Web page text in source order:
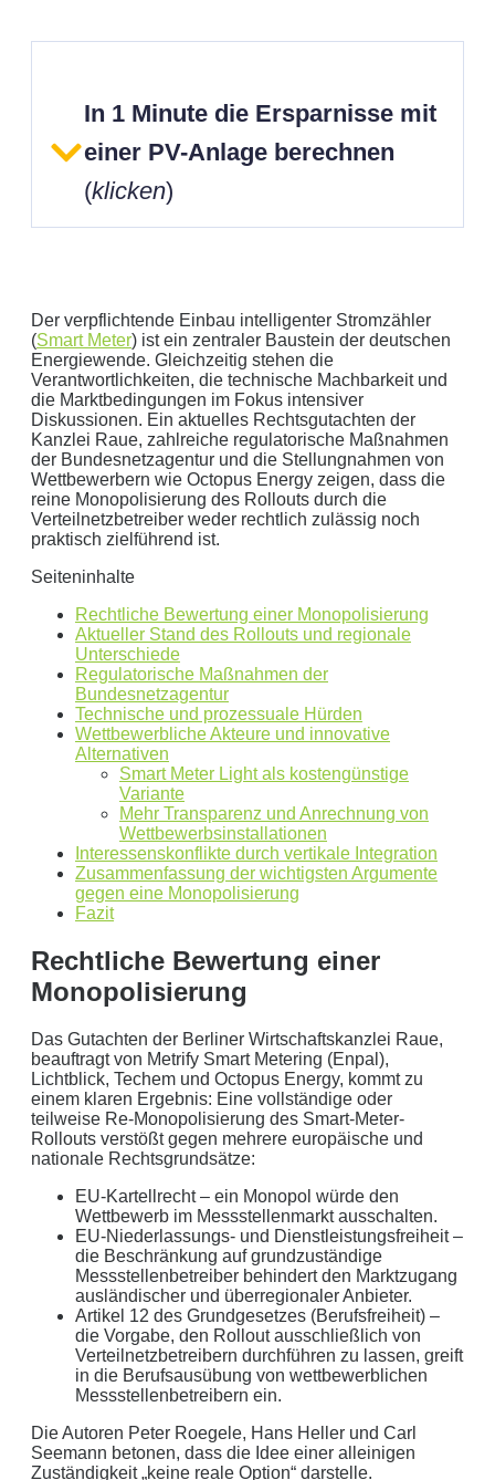
In 1 Minute die Ersparnisse mit
einer PV-Anlage berechnen
(klicken)
Geben Sie hier Ihren jährlichen Stromverbrauch an
kWh
Wir empfehlen: kWp Anlage sowie einenkWp
Speicher.
Aktuellen Strompreis anpassen
€/kWh
Dies ist eine beispielhafte Rechnung mit folgender
Annahme:
0kWh Verbrauch
aktuellen Strompreis von 0Euro
Photovoltaikanlage mit
kWp Leistung
Stromspeicher mit einer Kapazität von
ergibt ein Autarkiegrad von0 %
Detailliertere Berechnungen liefert unser
Wirtschaftlichkeitsrechner.
Jetzt unverbindliches Angebot erhalten
Bitte lasse dieses Feld leer.
Mit dem Absenden erklären Sie sich mit derDatenverarbeitung
einverstanden. Wir geben Ihre Daten nicht ohne Ihre ausdrückliche
Zustimmung an Dritte weiter. Wir verwenden Ihre Daten nicht zu
Werbezwecken in Form von Newslettern oder sonstigen
Werbeformaten.
REGIONAL. PERSÖNLICH. TYPISCH
NORDDEUTSCH.
Sie erhalten einen Anruf von uns innerhalb von48
Stunden.Getreu unser Markenpersönlichkeit
Der verpflichtende Einbau intelligenter Stromzähler
(Smart Meter) ist ein zentraler Baustein der deutschen
Energiewende. Gleichzeitig stehen die
Verantwortlichkeiten, die technische Machbarkeit und
die Marktbedingungen im Fokus intensiver
Diskussionen. Ein aktuelles Rechtsgutachten der
Kanzlei Raue, zahlreiche regulatorische Maßnahmen
der Bundesnetzagentur und die Stellungnahmen von
Wettbewerbern wie Octopus Energy zeigen, dass die
reine Monopolisierung des Rollouts durch die
Verteilnetzbetreiber weder rechtlich zulässig noch
praktisch zielführend ist.
Seiteninhalte
Rechtliche Bewertung einer Monopolisierung
Aktueller Stand des Rollouts und regionale
Unterschiede
Regulatorische Maßnahmen der
Bundesnetzagentur
Technische und prozessuale Hürden
Wettbewerbliche Akteure und innovative
Alternativen
Smart Meter Light als kostengünstige
Variante
Mehr Transparenz und Anrechnung von
Wettbewerbsinstallationen
Interessenskonflikte durch vertikale Integration
Zusammenfassung der wichtigsten Argumente
gegen eine Monopolisierung
Fazit
Rechtliche Bewertung einer
Monopolisierung
Das Gutachten der Berliner Wirtschaftskanzlei Raue,
beauftragt von Metrify Smart Metering (Enpal),
Lichtblick, Techem und Octopus Energy, kommt zu
einem klaren Ergebnis: Eine vollständige oder
teilweise Re-Monopolisierung des Smart-Meter-
Rollouts verstößt gegen mehrere europäische und
nationale Rechtsgrundsätze:
EU-Kartellrecht – ein Monopol würde den
Wettbewerb im Messstellenmarkt ausschalten.
EU-Niederlassungs- und Dienstleistungsfreiheit –
die Beschränkung auf grundzuständige
Messstellenbetreiber behindert den Marktzugang
ausländischer und überregionaler Anbieter.
Artikel 12 des Grundgesetzes (Berufsfreiheit) –
die Vorgabe, den Rollout ausschließlich von
Verteilnetzbetreibern durchführen zu lassen, greift
in die Berufsausübung von wettbewerblichen
Messstellenbetreibern ein.
Die Autoren Peter Roegele, Hans Heller und Carl
Seemann betonen, dass die Idee einer alleinigen
Zuständigkeit „keine reale Option“ darstelle.